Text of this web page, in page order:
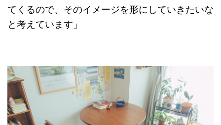
てくるので、そのイメージを形にしていきたいな
と考えています」